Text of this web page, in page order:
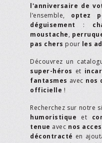
l'anniversaire de
l’ensemble, optez
déguisement :
moustache,
pas chers pour les
Découvrez un
super-héros et
fantasmes avec nos
officielle !
Recherchez sur notre
humoristique et
tenue avec nos
décontracté en